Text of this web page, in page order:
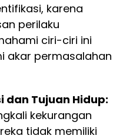
karena
perilaku
ciri-ciri ini
akar permasalahan
dan Tujuan Hidup:
kekurangan
tidak memiliki